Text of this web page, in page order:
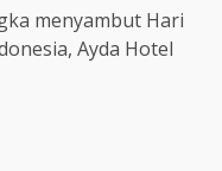
menyambut Hari
Ayda Hotel